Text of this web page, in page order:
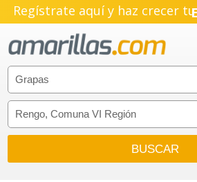
Regístrate aquí y haz crecer tu